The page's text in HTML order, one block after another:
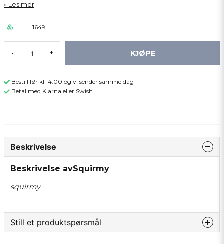
Les mer
1649
- + KJØPE
Bestill før kl 14:00 og vi sender samme dag
Betal med Klarna eller Swish
Beskrivelse
Beskrivelse avSquirmy
squirmy
Still et produktspørsmål